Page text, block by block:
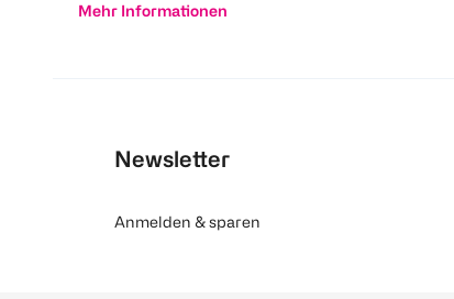
Mehr Informationen
Newsletter
Anmelden & sparen